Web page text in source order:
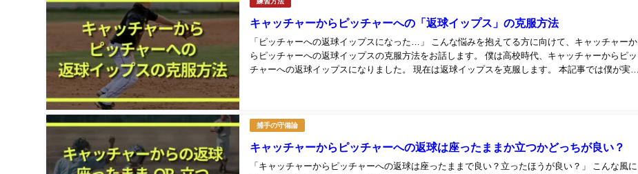
練習方法
キャッチャーからピッチャーへの「返球イップス」の克服方法
「ピッチャーへの返球イップスになった…」 こんな悩みを抱えてる方に向けて、キャッチャーか
らピッチャーへの返球イップスの克服方法をお話します。 僕は高校時代、キャッチャーからピッ
チャーへの返球イップスになりました。 現在は返球イップスを克服します。 本記事では僕が実践
捕手の守備論
キャッチャーからピッチャーへの返球は座ったままか立つかどっちが良い？
「キャッチャーからピッチャーへの返球は座ったままで良い？立ったほうが良い？」 こんな風に